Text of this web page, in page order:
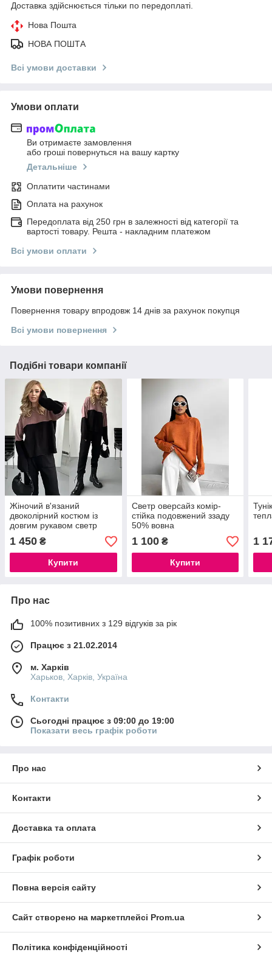
Доставка здійснюється тільки по передоплаті.
Нова Пошта
НОВА ПОШТА
Всі умови доставки
Умови оплати
Ви отримаєте замовлення
або гроші повернуться на вашу картку
Детальніше
Оплатити частинами
Оплата на рахунок
Передоплата від 250 грн в залежності від категорії та
вартості товару. Решта - накладним платежом
Всі умови оплати
Умови повернення
Повернення товару впродовж 14 днів за рахунок покупця
Всі умови повернення
Подібні товари компанії
Жіночий в'язаний
двоколірний костюм із
довгим рукавом светр
штани — Туреччина,
універсальний розмір 42-
46
1 450 ₴
Купити
Светр оверсайз комір-
стійка подовжений ззаду
50% вовна
1 100₴
Купити
1
Про нас
100% позитивних з 129 відгуків за рік
Працює з 21.02.2014
м. Харків
Харьков, Харків, Україна
Контакти
Сьогодні працює з 09:00 до 19:00
Показати весь графік роботи
Про нас
Контакти
Доставка та оплата
Графік роботи
Повна версія сайту
Сайт створено на маркетплейсі Prom.ua
Політика конфіденційності